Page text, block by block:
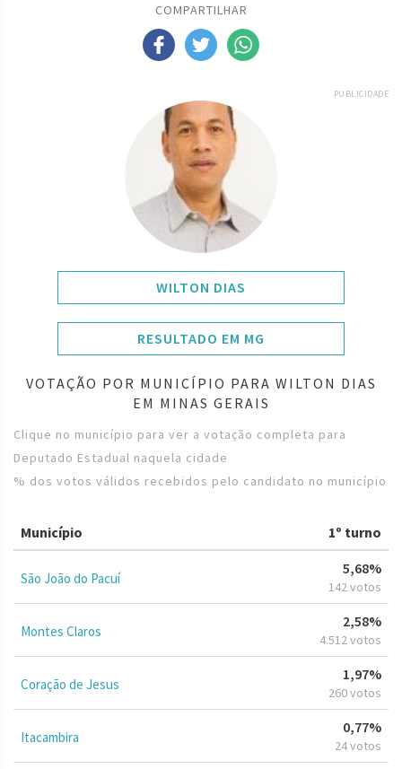
COMPARTILHAR
PUBLICIDADE
WILTON DIAS
RESULTADO EM MG
VOTAÇÃO POR MUNICÍPIO PARA WILTON DIAS
EM MINAS GERAIS
Clique no município para ver a votação completa para
Deputado Estadual naquela cidade
% dos votos válidos recebidos pelo candidato no município
Município 1º turno
São João do Pacuí
5,68%
142 votos
Montes Claros
2,58%
4.512 votos
Coração de Jesus
1,97%
260 votos
Itacambira
0,77%
24 votos